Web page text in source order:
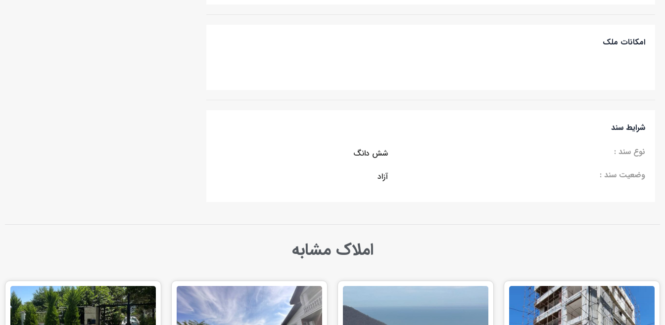
امکانات ملک
شرایط سند
نوع سند :
شش دانگ
وضعیت سند :
آزاد
املاک مشابه